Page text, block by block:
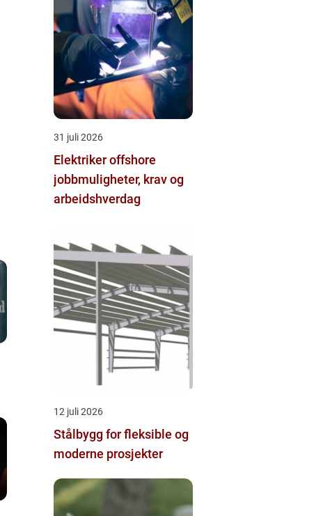
31 juli 2026
Elektriker offshore
jobbmuligheter, krav og
arbeidshverdag
12 juli 2026
Stålbygg for fleksible og
moderne prosjekter